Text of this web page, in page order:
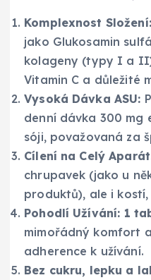
Komplexnost Složení:
jako Glukosamin
kolageny (typy I a
Vitamin C a důležité
Vysoká Dávka ASU:
denní dávka 300 mg
sóji, považovaná za
Cílení na Celý
chrupavek (jako u
produktů), ale i kostí,
Pohodlí Užívání: 1
mimořádný komfort
adherence k užívání.
Bez cukru, lepku a